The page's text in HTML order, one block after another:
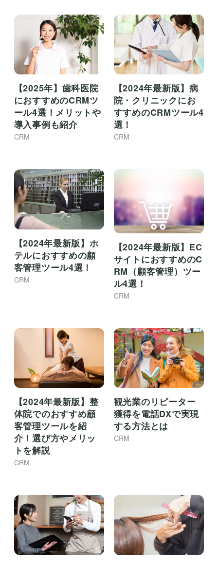
【2025年】歯科医院
におすすめのCRMツ
ール4選！メリットや
導入事例も紹介
CRM
【2024年最新版】病
院・クリニックにお
すすめのCRMツール4
選！
CRM
【2024年最新版】ホ
テルにおすすめの顧
客管理ツール4選！
CRM
【2024年最新版】EC
サイトにおすすめのC
RM（顧客管理）ツー
ル4選！
CRM
【2024年最新版】整
体院でのおすすめ顧
客管理ツールを紹
介！選び方やメリッ
トを解説
CRM
観光業のリピーター
獲得を電話DXで実現
する方法とは
CRM